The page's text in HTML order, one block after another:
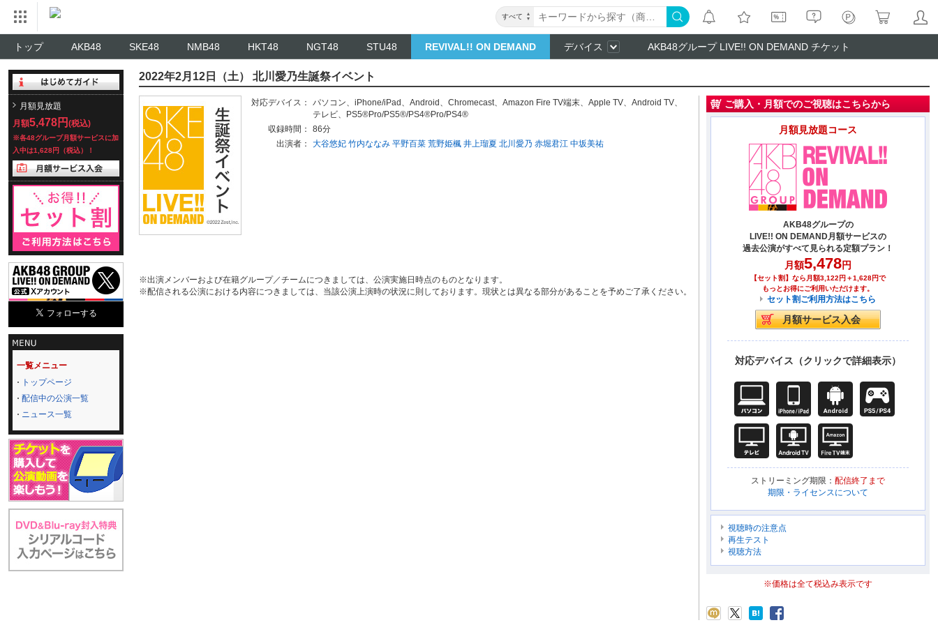
すべて
トップ AKB48 SKE48 NMB48 HKT48 NGT48 STU48 REVIVAL!! ON DEMAND デバイス AKB48グループ LIVE!! ON DEMAND チケット
月額見放題
月額5,478円 (税込)
※各48グループ月額サービスに加
入中は1,628円（税込）！
一覧メニュー
トップページ
配信中の公演一覧
ニュース一覧
2022年2月12日（土） 北川愛乃生誕祭イベント
対応デバイス： パソコン、 iPhone/iPad 、 Android 、 Chromecast、 Amazon Fire TV端末、 Apple TV、 Android TV、
テレビ、
PS5®Pro/PS5®/PS4®Pro/PS4®
収録時間：
86分
出演者：
大谷悠妃 竹内ななみ 平野百菜 荒野姫楓 井上瑠夏 北川愛乃 赤堀君江 中坂美祐
※出演メンバーおよび在籍グループ／チームにつきましては、公演実施日時点のものとなります。
※配信される公演における内容につきましては、当該公演上演時の状況に則しております。現状とは異なる部分があることを予めご了承ください。
ご購入・月額でのご視聴はこちらから
月額見放題コース
AKB48グループの
LIVE!! ON DEMAND月額サービスの
過去公演がすべて見られる定額プラン！
月額5,478円
【セット割】なら月額3,122円＋1,628円で
もっとお得にご利用いただけます。
セット割ご利用方法はこちら
対応デバイス（クリックで詳細表示）
ストリーミング期限： 配信終了まで
期限・ライセンスについて
視聴時の注意点
再生テスト
視聴方法
※価格は全て税込み表示です